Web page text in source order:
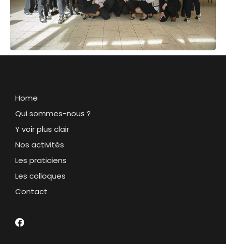
Home
Qui sommes-nous ?
Y voir plus clair
Nos activités
Les praticiens
Les colloques
Contact